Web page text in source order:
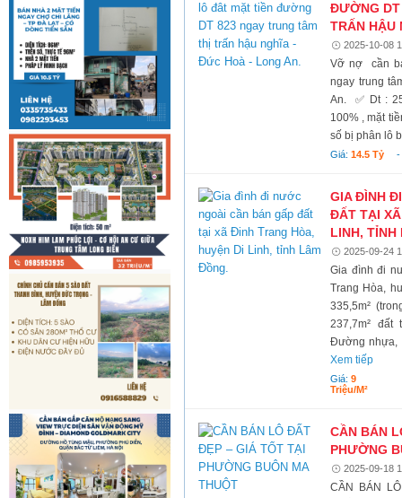
ĐƯỜNG DT
TRẤN HẬU
2025-10-08
Vỡ nợ cần
ngay trung
An. ✅ Dt :
100% , mặt
số bị phân lô
Giá:14.5 Tỷ -
GIA ĐÌNH
ĐẤT TẠI
LINH,
2025-09-24
Gia đình đi
Trang Hòa,
335,5m²
237,7m² đất
Đường nhựa,
Xem tiếp
Giá:9
Triệu/m²
CẦN BÁN
PHƯỜNG
2025-09-18
CẦN BÁN